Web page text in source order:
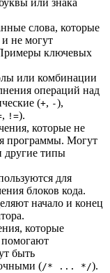
или знака
слова, которые
не могут
Примеры ключевых
или комбинации
операций над
(+, -),
, !=).
которые не
программы. Могут
другие типы
для
блоков кода.
начало и конец
которые
быть
(/* ... */).